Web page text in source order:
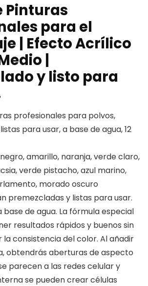
Pinturas
para el
| Efecto Acrílico
|
y listo para
profesionales para polvos,
para usar, a base de agua, 12
amarillo, naranja, verde claro,
verde pistacho, azul marino,
morado oscuro
premezcladas y listas para usar.
base de agua. La fórmula especial
resultados rápidos y buenos sin
consistencia del color. Al añadir
obtendrás aberturas de aspecto
parecen a las redes celular y
se pueden crear células